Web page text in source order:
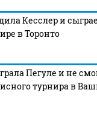
Кесслер и
в Торонто
Пегуле и не
турнира в